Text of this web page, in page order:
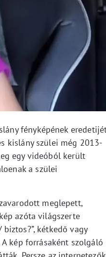
fényképének
kislány szülei még 2013-
egy videóból került
a szülei
meglepett,
azóta világszerte
kétkedő vagy
kép forrásaként szolgáló